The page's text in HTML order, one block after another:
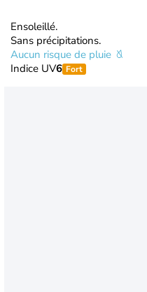
Ensoleillé.
Sans précipitations.
Aucun risque de pluie
Indice UV6 Fort